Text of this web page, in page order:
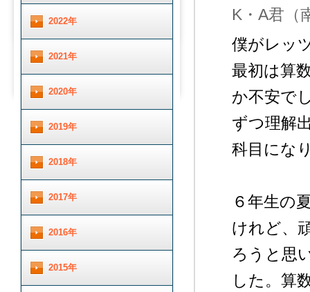
K・A君（
僕がレッ
最初は算
か不安で
ずつ理解
科目にな
６年生の
けれど、
ろうと思
した。算
2022年
2021年
2020年
2019年
2018年
2017年
2016年
2015年